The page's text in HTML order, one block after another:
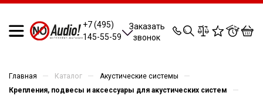
+7 (495)
145-55-59
Заказать
звонок
0 0 0 0
Главная — Каталог — Акустические системы —
Крепления, подвесы и аксессуары для акустических систем —